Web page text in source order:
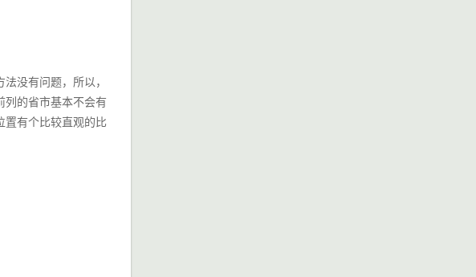
没有问题，所以，
列的省市基本不会有
置有个比较直观的比